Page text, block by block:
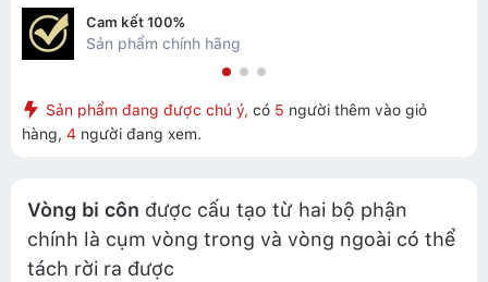
Cam kết 100%
Sản phẩm chính hãng
Sản phẩm đang được chú ý, có 5 người thêm vào giỏ
hàng, 4 người đang xem.
Vòng bi côn được cấu tạo từ hai bộ phận
chính là cụm vòng trong và vòng ngoài có thể
tách rời ra được